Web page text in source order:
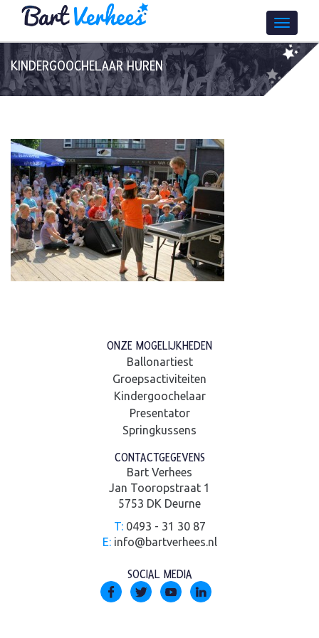
KINDERGOOCHELAAR HUREN
ONZE MOGELIJKHEDEN
Ballonartiest
Groepsactiviteiten
Kindergoochelaar
Presentator
Springkussens
CONTACTGEGEVENS
Bart Verhees
Jan Tooropstraat 1
5753 DK Deurne
T:0493 - 31 30 87
E: info@bartverhees.nl
SOCIAL MEDIA